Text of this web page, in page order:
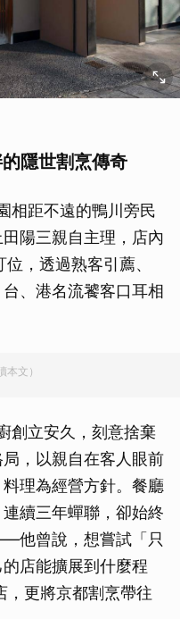
隱世割烹傳奇
相距不遠的鴨川旁民
陽三親自主理，店內
，透過熟客引薦、
、港名流饕客口耳相
本文）
創立安久，刻意捨棄
，以親自在客人眼前
理為經營方針。餐廳
續三年蟬聯，卻始終
他曾說，想嘗試「只
店能擴展到什麼程
，更將京都割烹帶往